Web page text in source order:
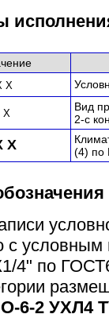
Х
Х
Вид
2-с
Х
(4) по
с
4" по
6-2 УХЛ4